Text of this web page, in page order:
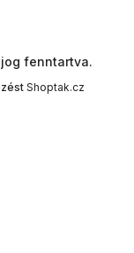
fenntartva.
Shoptak.cz